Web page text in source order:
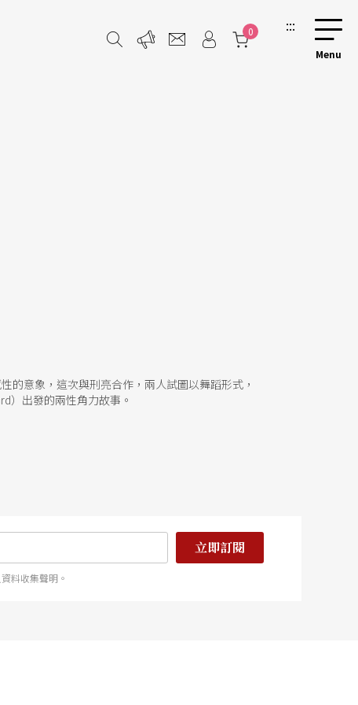
0 :::
意象，這次與刑亮合作，兩人試圖以舞蹈形式，
）出發的兩性角力故事。
立即訂閱
料收集聲明。